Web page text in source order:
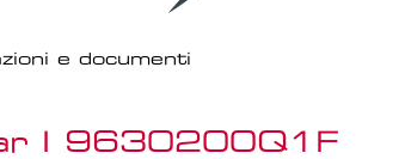
e documenti
I 9630200Q1F